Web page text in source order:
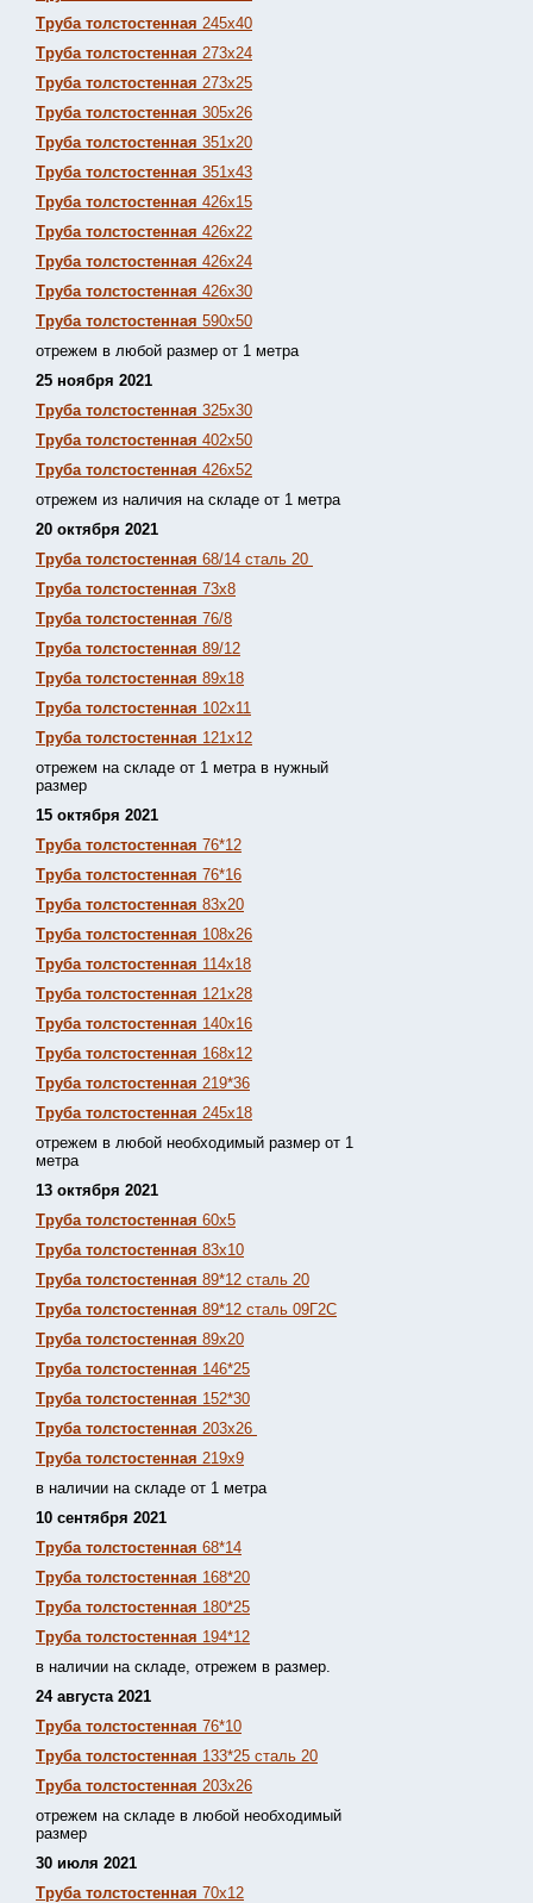
Труба толстостенная 245х40
Труба толстостенная 273х24
Труба толстостенная 273х25
Труба толстостенная 305х26
Труба толстостенная 351х20
Труба толстостенная 351х43
Труба толстостенная 426х15
Труба толстостенная 426х22
Труба толстостенная 426х24
Труба толстостенная 426х30
Труба толстостенная 590х50
отрежем в любой размер от 1 метра
25 ноября 2021
Труба толстостенная 325х30
Труба толстостенная 402х50
Труба толстостенная 426х52
отрежем из наличия на складе от 1 метра
20 октября 2021
Труба толстостенная 68/14 сталь 20
Труба толстостенная 73х8
Труба толстостенная 76/8
Труба толстостенная 89/12
Труба толстостенная 89х18
Труба толстостенная 102х11
Труба толстостенная 121х12
отрежем на складе от 1 метра в нужный
размер
15 октября 2021
Труба толстостенная 76*12
Труба толстостенная 76*16
Труба толстостенная 83х20
Труба толстостенная 108х26
Труба толстостенная 114х18
Труба толстостенная 121х28
Труба толстостенная 140х16
Труба толстостенная 168х12
Труба толстостенная 219*36
Труба толстостенная 245х18
отрежем в любой необходимый размер от 1
метра
13 октября 2021
Труба толстостенная 60х5
Труба толстостенная 83х10
Труба толстостенная 89*12 сталь 20
Труба толстостенная 89*12 сталь 09Г2С
Труба толстостенная 89х20
Труба толстостенная 146*25
Труба толстостенная 152*30
Труба толстостенная 203х26
Труба толстостенная 219х9
в наличии на складе от 1 метра
10 сентября 2021
Труба толстостенная 68*14
Труба толстостенная 168*20
Труба толстостенная 180*25
Труба толстостенная 194*12
в наличии на складе, отрежем в размер.
24 августа 2021
Труба толстостенная 76*10
Труба толстостенная 133*25 сталь 20
Труба толстостенная 203х26
отрежем на складе в любой необходимый
размер
30 июля 2021
Труба толстостенная 70х12